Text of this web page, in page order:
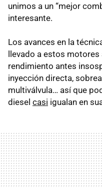
unimos a un “mejor
interesante.
Los avances en la
llevado a estos motores
rendimiento antes
inyección directa,
multiválvula… así que
diesel casi igualan en